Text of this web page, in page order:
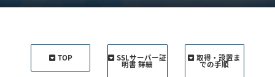
TOP SSLサーバー証
明書 詳細
取得・設置ま
での手順